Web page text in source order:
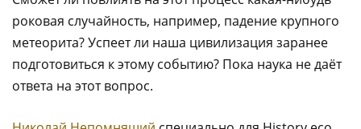
роковая случайность, например, падение крупного
метеорита? Успеет ли наша цивилизация заранее
подготовиться к этому событию? Пока наука не даёт
ответа на этот вопрос.